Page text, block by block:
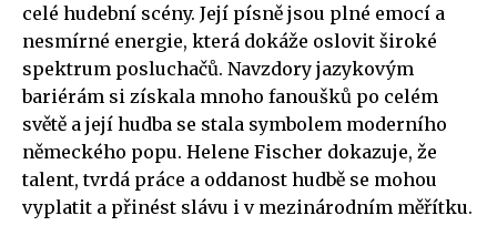
celé hudební scény. Její písně jsou plné emocí a
nesmírné energie, která dokáže oslovit široké
spektrum posluchačů. Navzdory jazykovým
bariérám si získala mnoho fanoušků po celém
světě a její hudba se stala symbolem moderního
německého popu. Helene Fischer dokazuje, že
talent, tvrdá práce a oddanost hudbě se mohou
vyplatit a přinést slávu i v mezinárodním měřítku.